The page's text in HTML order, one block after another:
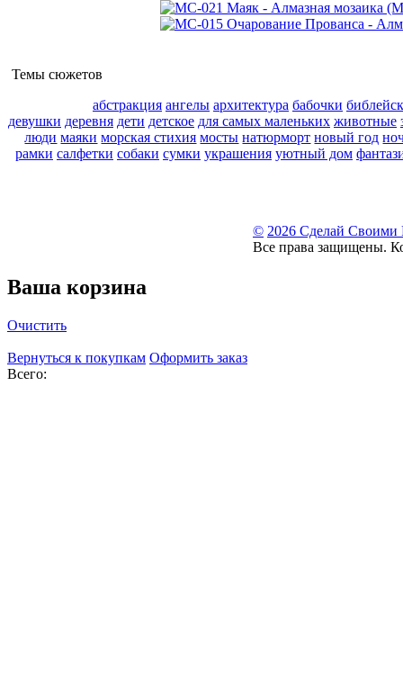
Темы сюжетов
абстракция ангелы архитектура бабочки
девушки деревня дети детское для самых маленьких животные
люди маяки морская стихия мосты натюрморт новый год
рамки салфетки собаки сумки украшения уютный дом
© 2026 Сделай Своими
Все права защищены.
Ваша корзина
Очистить
Вернуться к покупкам Оформить заказ
Всего: